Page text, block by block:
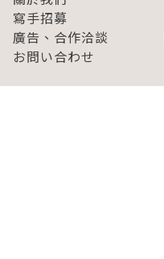
寫手招募
廣告、合作洽談
お問い合わせ